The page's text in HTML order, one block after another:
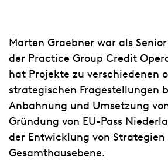
Marten Graebner war als
der Practice Group Credit
hat Projekte zu verschiedenen
strategischen Fragestellungen
Anbahnung und Umsetzung
Gründung von EU-Pass
der Entwicklung von
Gesamthausebene.